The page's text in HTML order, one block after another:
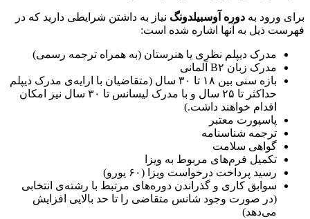
برای ورود به دوره آوسبیلدونگ نیاز به داشتن شرایطی دارید که در
فهرست ذیل به آنها اشاره شده است:
مدرک دیپلم نظری یا هنرستان (به همراه ترجمه رسمی)
مدرک زبان B۲ آلمانی
بازه سنی بین ۱۸ تا ۳۰ سال (متقاضیان با ارایه‌ی مدرک دیپلم
حداکثر تا ۲۵ سال و با مدرک لیسانس تا ۳۰ سال نیز امکان
اقدام خواهند داشت.)
پاسپورت معتبر
ترجمه شناسنامه
گواهی سلامت
تکمیل فرم‌های مربوط به ویزا
رسید پرداخت درخواست ویزا (۶۰ یورو)
سوابق کاری و گذراندن دوره‌های مرتبط با رشته‌ی انتخابی
(در صورت وجود شانس متقاضی را تا حد بالایی افزایش
می‌دهد)